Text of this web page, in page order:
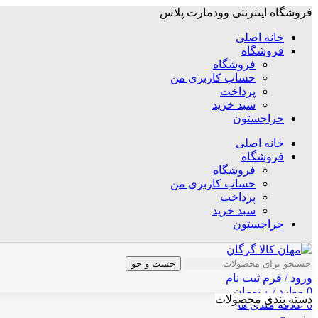
فروشگاه اینترنتی وودمارت پلاس
خانه اصلی
فروشگاه
فروشگاه
حساب کاربری من
پرداخت
سبد خرید
حراجستون
خانه اصلی
فروشگاه
فروشگاه
حساب کاربری من
پرداخت
سبد خرید
حراجستون
جست و جو
ورود / فرم ثبت نام
0 موارد / ۰ تومان
0 علاقه مندی ها
دسته بندی محصولات